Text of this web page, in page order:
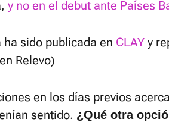
y no en el debut ante Países
ha sido publicada en CLAY y
Relevo)
en los días previos
sentido. ¿Qué otra